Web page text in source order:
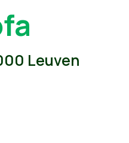
Leuven